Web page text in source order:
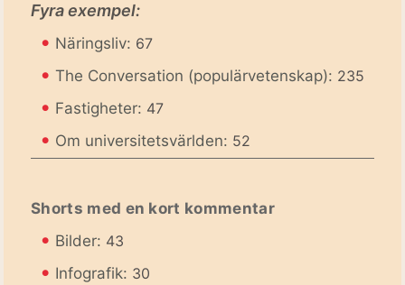
Fyra exempel:
• Näringsliv: 67
• The Conversation (populärvetenskap): 235
• Fastigheter: 47
• Om universitetsvärlden: 52
Shorts med en kort kommentar
• Bilder: 43
• Infografik: 30